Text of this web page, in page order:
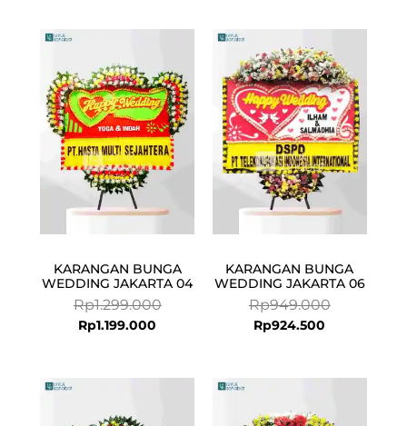
KARANGAN BUNGA
WEDDING JAKARTA 04
Rp1.299.000
was:
Rp1.299.000.
Rp1.199.000
is:
Rp1.199.000.
KARANGAN BUNGA
WEDDING JAKARTA 06
Rp949.000
price
was:
Rp949.000.
Rp924.500
price
is:
Rp924.500.